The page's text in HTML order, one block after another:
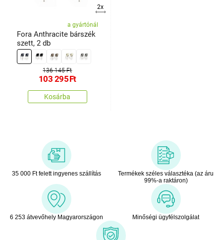
2x
a gyártónál
Fora Anthracite bárszék
szett, 2 db
136 145 Ft
103 295Ft
Kosárba
35 000 Ft felett ingyenes szállítás
Termékek széles választéka (az áru
99%-a raktáron)
6 253 átvevőhely Magyarországon Minőségi ügyfélszolgálat